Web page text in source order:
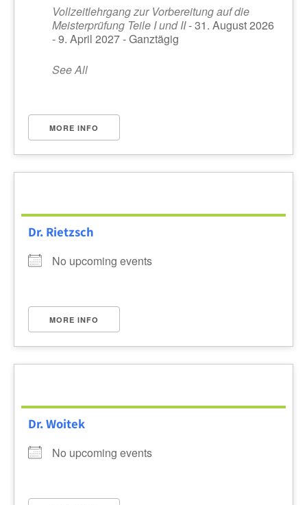
Vollzeitlehrgang zur Vorbereitung auf die
Meisterprüfung Teile I und II- 31. August 2026
- 9. April 2027 - Ganztägig
See All
MORE INFO
Dr. Rietzsch
No upcoming events
MORE INFO
Dr. Woitek
No upcoming events